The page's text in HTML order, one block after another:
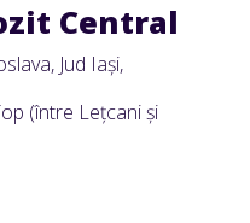
Central
Jud Iaşi,
(între Leţcani şi